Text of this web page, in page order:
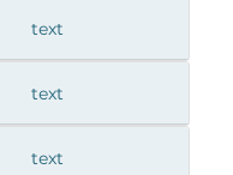
text
text
text